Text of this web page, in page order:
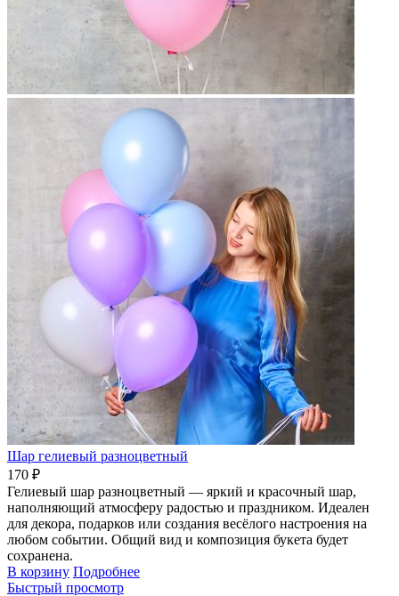
Шар гелиевый разноцветный
170 ₽
Гелиевый шар разноцветный — яркий и красочный шар,
наполняющий атмосферу радостью и праздником. Идеален
для декора, подарков или создания весёлого настроения на
любом событии. Общий вид и композиция букета будет
сохранена.
В корзину Подробнее
Быстрый просмотр